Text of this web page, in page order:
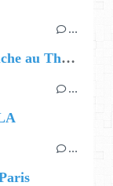
…
🎭 Julien Rossier est Coluche au Théâtre du Gymnase
…
…